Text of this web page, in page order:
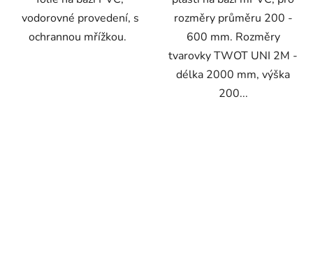
vodorovné provedení, s
ochrannou mřížkou.
rozměry průměru 200 -
600 mm. Rozměry
tvarovky TWOT UNI 2M -
délka 2000 mm, výška
200...